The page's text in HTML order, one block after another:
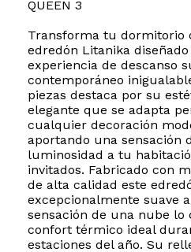
QUEEN 3
Transforma tu dormitorio
edredón Litanika
experiencia de descanso
contemporáneo
piezas destaca por su
elegante que se adapta
cualquier decoración
aportando una sensación
luminosidad a tu
invitados. Fabricado con
de alta calidad este
excepcionalmente suave
sensación de una nube lo
confort térmico ideal
estaciones del año. Su